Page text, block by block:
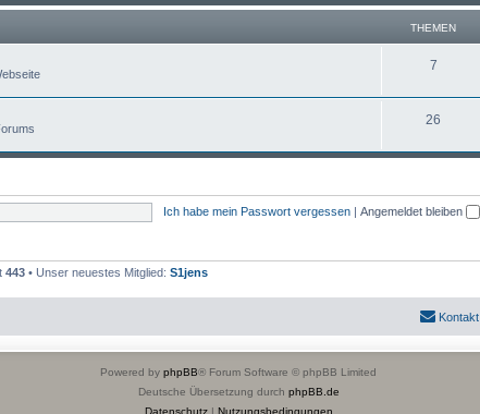
THEMEN
7
26
Ich habe mein Passwort vergessen | Angemeldet bleiben
443 • Unser neuestes Mitglied: S1jens
Kontakt
Powered by phpBB® Forum Software © phpBB Limited
Deutsche Übersetzung durch phpBB.de
Datenschutz| Nutzungsbedingungen